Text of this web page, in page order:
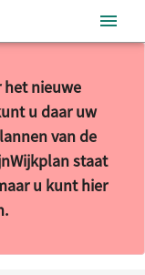
het nieuwe
u daar uw
van de
staat
u kunt hier